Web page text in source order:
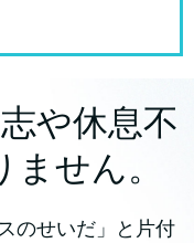
や休息不
せん。
のせいだ」と片付